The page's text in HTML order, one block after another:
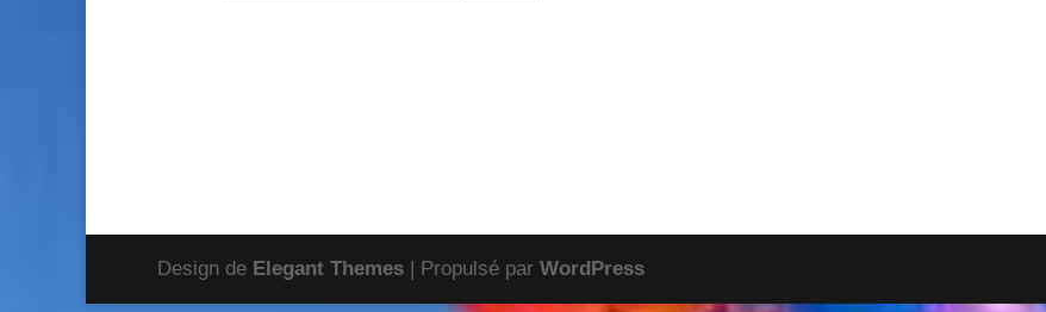
Design de Elegant Themes | Propulsé par WordPress